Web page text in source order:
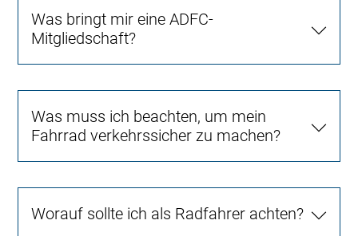
Was bringt mir eine ADFC-
Mitgliedschaft?
Was muss ich beachten, um mein
Fahrrad verkehrssicher zu machen?
Worauf sollte ich als Radfahrer achten?